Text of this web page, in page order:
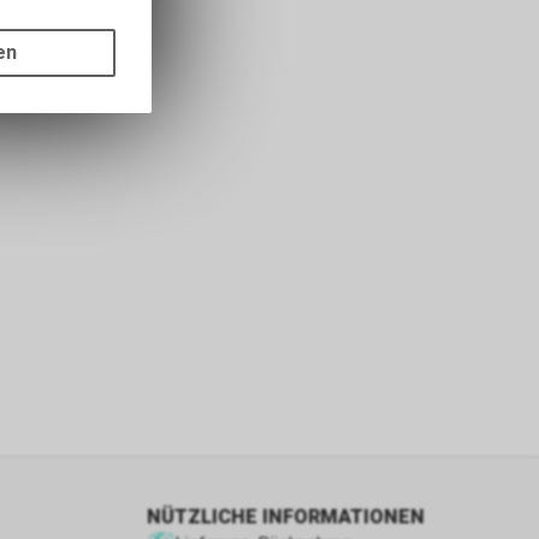
NÜTZLICHE INFORMATIONEN
wie die
die
für
zu